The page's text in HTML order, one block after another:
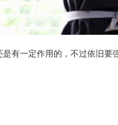
一定作用的，不过依旧要